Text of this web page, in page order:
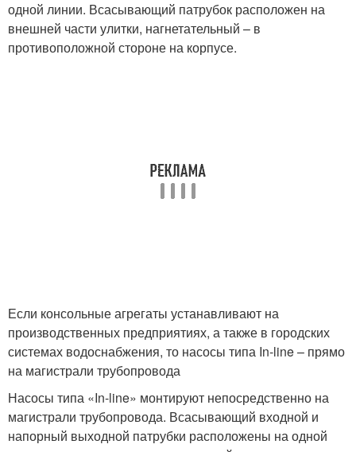
одной линии. Всасывающий патрубок расположен на
внешней части улитки, нагнетательный – в
противоположной стороне на корпусе.
Если консольные агрегаты устанавливают на
производственных предприятиях, а также в городских
системах водоснабжения, то насосы типа In-line – прямо
на магистрали трубопровода
Насосы типа «In-line» монтируют непосредственно на
магистрали трубопровода. Всасывающий входной и
напорный выходной патрубки расположены на одной